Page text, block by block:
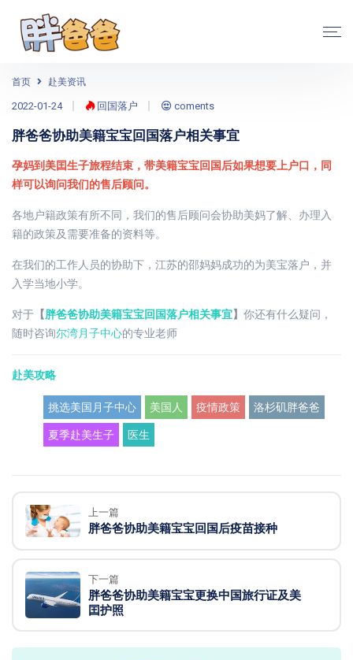
首页 赴美资讯
2022-01-24 回国落户 coments
胖爸爸协助美籍宝宝回国落户相关事宜
孕妈到美囯生子旅程结束，带美籍宝宝回国后如果想要上户口，同
样可以询问我们的售后顾问。
各地户籍政策有所不同，我们的售后顾问会协助美妈了解、办理入
籍的政策及需要准备的资料等。
在我们的工作人员的协助下，江苏的邵妈妈成功的为美宝落户，并
入学当地小学。
对于 【胖爸爸协助美籍宝宝回国落户相关事宜】 你还有什么疑问，
随时咨询尔湾月子中心的专业老师
赴美攻略
挑选美国月子中心 美国人 疫情政策 洛杉矶胖爸爸
夏季赴美生子 医生
上一篇
胖爸爸协助美籍宝宝回国后疫苗接种
下一篇
胖爸爸协助美籍宝宝更换中国旅行证及美
囯护照